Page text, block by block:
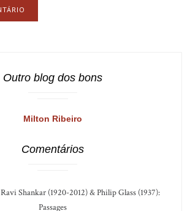
Outro blog dos bons
Milton Ribeiro
Comentários
Ravi Shankar (1920-2012) & Philip Glass (1937):
Passages